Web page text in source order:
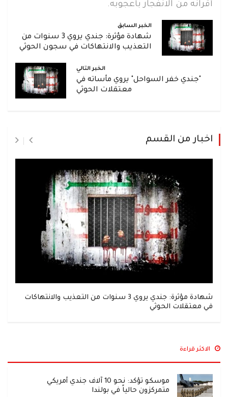
أقرانه من الانفجار بأعجوبه.
الخبر السابق
شهادة مؤثرة: جندي يروي 3 سنوات من
التعذيب والانتهاكات في سجون الحوثي
الخبر التالي
"جندي خفر السواحل" يروي مأساته في
معتقلات الحوثي
اخبار من القسم
شهادة مؤثرة: جندي يروي 3 سنوات من التعذيب والانتهاكات
في معتقلات الحوثي
الاكثر قراءة
موسكو تؤكد: نحو 10 آلاف جندي أمريكي
متمركزون حالياً في بولندا